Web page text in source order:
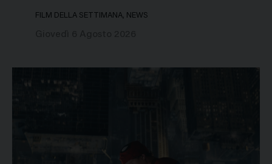
FILM DELLA SETTIMANA, NEWS